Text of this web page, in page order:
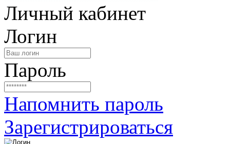
Личный кабинет
Логин
Пароль
Напомнить пароль
Зарегистрироваться